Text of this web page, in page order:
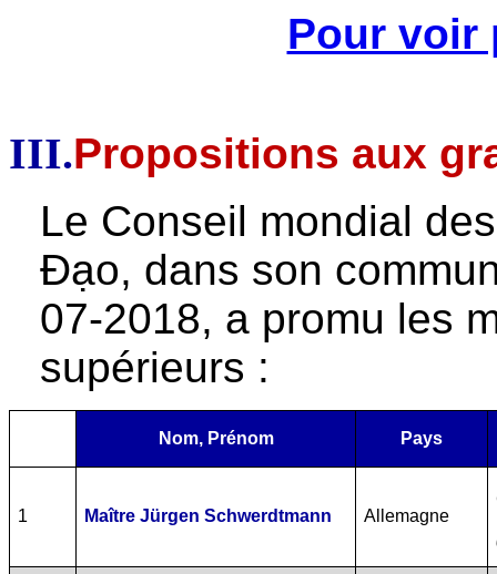
Pour voir
III.Propositions aux
Le Conseil mondial
Đạo, dans son
07-2018, a promu les
supérieurs :
Nom, Prénom Pays
1 Maître Jürgen Schwerdtmann Allemagne